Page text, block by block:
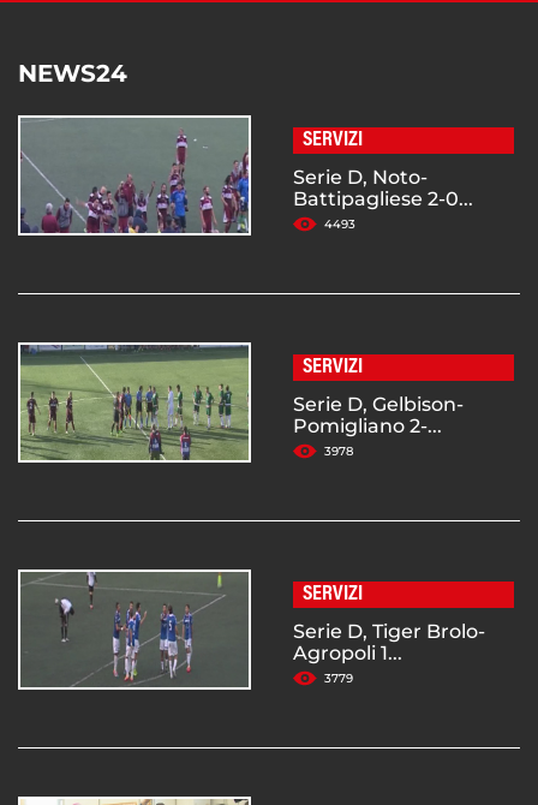
NEWS24
SERVIZI
Serie D, Noto-
Battipagliese 2-0...
4493
SERVIZI
Serie D, Gelbison-
Pomigliano 2-...
3978
SERVIZI
Serie D, Tiger Brolo-
Agropoli 1...
3779